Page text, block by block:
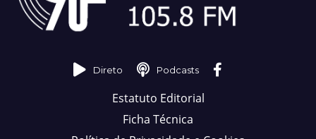
Direto Podcasts
Estatuto Editorial
Ficha Técnica